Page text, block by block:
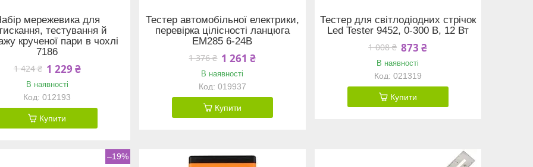
мережевика для
тестування й
крученої пари в чохлі
7186
1 424 ₴ 1 229 ₴
В наявності
012193
Купити
Тестер автомобільної електрики,
перевірка цілісності ланцюга
EM285 6-24В
1 376 ₴ 1 261 ₴
В наявності
019937
Купити
Тестер для світлодіодних стрічок
Led Tester 9452, 0-300 В, 12 Вт
1 008 ₴ 873 ₴
В наявності
021319
Купити
–19%